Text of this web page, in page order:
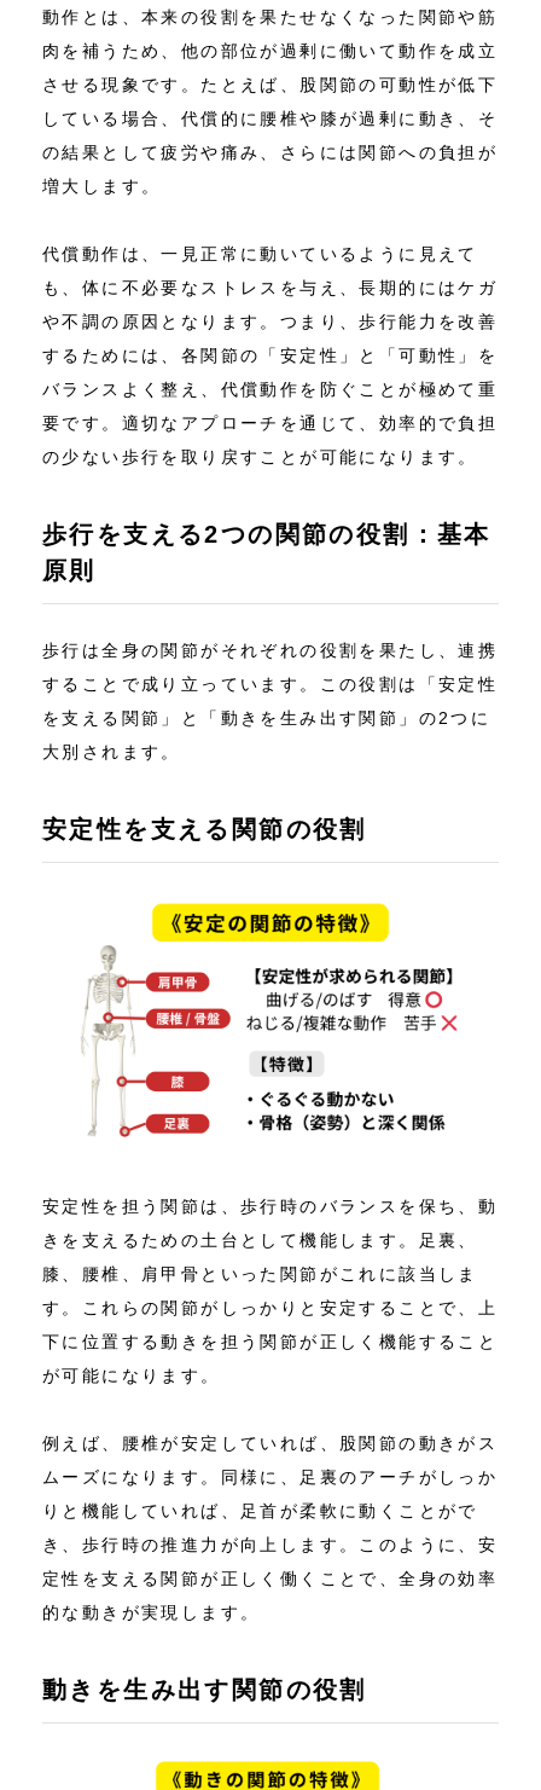
動作とは、本来の役割を果たせなくなった関節や筋
肉を補うため、他の部位が過剰に働いて動作を成立
させる現象です。たとえば、股関節の可動性が低下
している場合、代償的に腰椎や膝が過剰に動き、そ
の結果として疲労や痛み、さらには関節への負担が
増大します。
代償動作は、一見正常に動いているように見えて
も、体に不必要なストレスを与え、長期的にはケガ
や不調の原因となります。つまり、歩行能力を改善
するためには、各関節の「安定性」と「可動性」を
バランスよく整え、代償動作を防ぐことが極めて重
要です。適切なアプローチを通じて、効率的で負担
の少ない歩行を取り戻すことが可能になります。
歩行を支える2つの関節の役割：基本
原則
歩行は全身の関節がそれぞれの役割を果たし、連携
することで成り立っています。この役割は「安定性
を支える関節」と「動きを生み出す関節」の2つに
大別されます。
安定性を支える関節の役割
安定性を担う関節は、歩行時のバランスを保ち、動
きを支えるための土台として機能します。足裏、
膝、腰椎、肩甲骨といった関節がこれに該当しま
す。これらの関節がしっかりと安定することで、上
下に位置する動きを担う関節が正しく機能すること
が可能になります。
例えば、腰椎が安定していれば、股関節の動きがス
ムーズになります。同様に、足裏のアーチがしっか
りと機能していれば、足首が柔軟に動くことがで
き、歩行時の推進力が向上します。このように、安
定性を支える関節が正しく働くことで、全身の効率
的な動きが実現します。
動きを生み出す関節の役割